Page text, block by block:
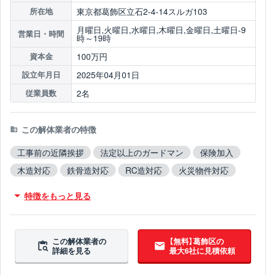
所在地 東京都葛飾区立石2-4-14スルガ103
営業日・時間 月曜日,火曜日,水曜日,木曜日,金曜日,土曜日-9
時～19時
資本金 100万円
設立年月日 2025年04月01日
従業員数 2名
この解体業者の特徴
工事前の近隣挨拶
法定以上のガードマン
保険加入
木造対応
鉄骨造対応 RC造対応
火災物件対応
特徴をもっと見る
この解体業者の
詳細を見る
【無料】葛飾区の
最大6社に見積依頼